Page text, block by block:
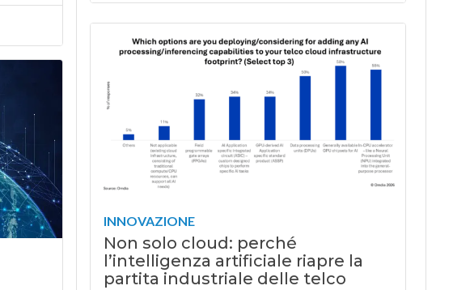
INNOVAZIONE
Non solo cloud: perché
l’intelligenza artificiale riapre la
partita industriale delle telco